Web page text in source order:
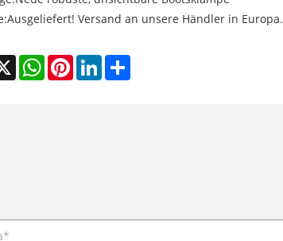
Ausgeliefert! Versand an unsere Händler in Europa.
X WhatsAppPinterestLinkedIn